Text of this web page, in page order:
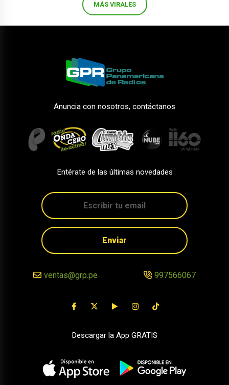
MÁS VIRALES
Anuncia con nosotros, contáctanos
Entérate de las últimas novedades
Enviar
ventas@grp.pe 997566067
Descargar la App GRATIS